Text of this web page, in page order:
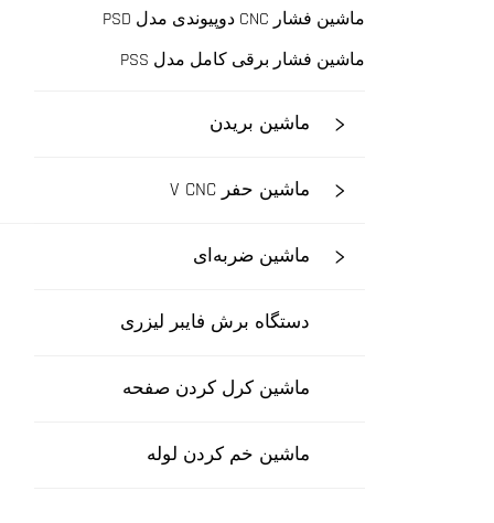
ماشین فشار CNC دوپیوندی مدل PSD
ماشین فشار برقی کامل مدل PSS
ماشین بریدن
ماشین حفر V CNC
ماشین ضربه‌ای
دستگاه برش فایبر لیزری
ماشین کرل کردن صفحه
ماشین خم کردن لوله